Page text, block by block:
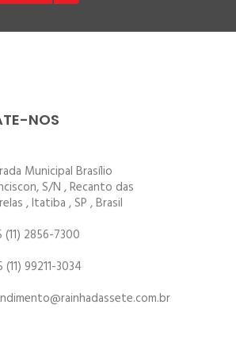
S/N , Recanto das
, Itatiba , SP , Brasil
(11) 2856-7300
(11) 99211-3034